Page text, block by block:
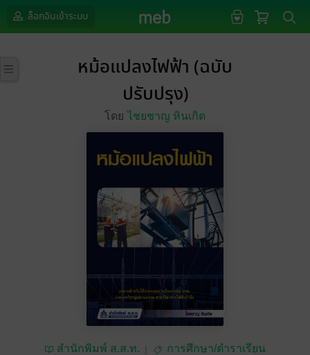
ล็อกอินเข้าระบบ
หม้อแปลงไฟฟ้า (ฉบับ
ปรับปรุง)
โดย ไชยชาญ หินเกิด
สำนักพิมพ์ ส.ส.ท. การศึกษา/ตำราเรียน